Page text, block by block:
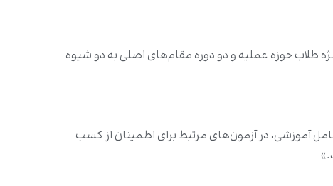
طلاب حوزه عملیه و دو دوره مقام‌های اصلی به دو شیوه
بهره‌مندی از یک برنامه‌ای کامل آموزشی، در آزمون‌های مرتبط برای اطمینان از کسب